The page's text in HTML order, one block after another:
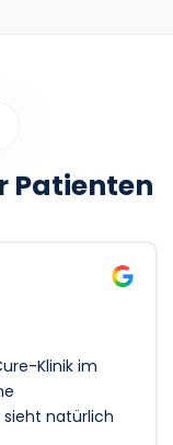
Patienten
Klinik im
natürlich